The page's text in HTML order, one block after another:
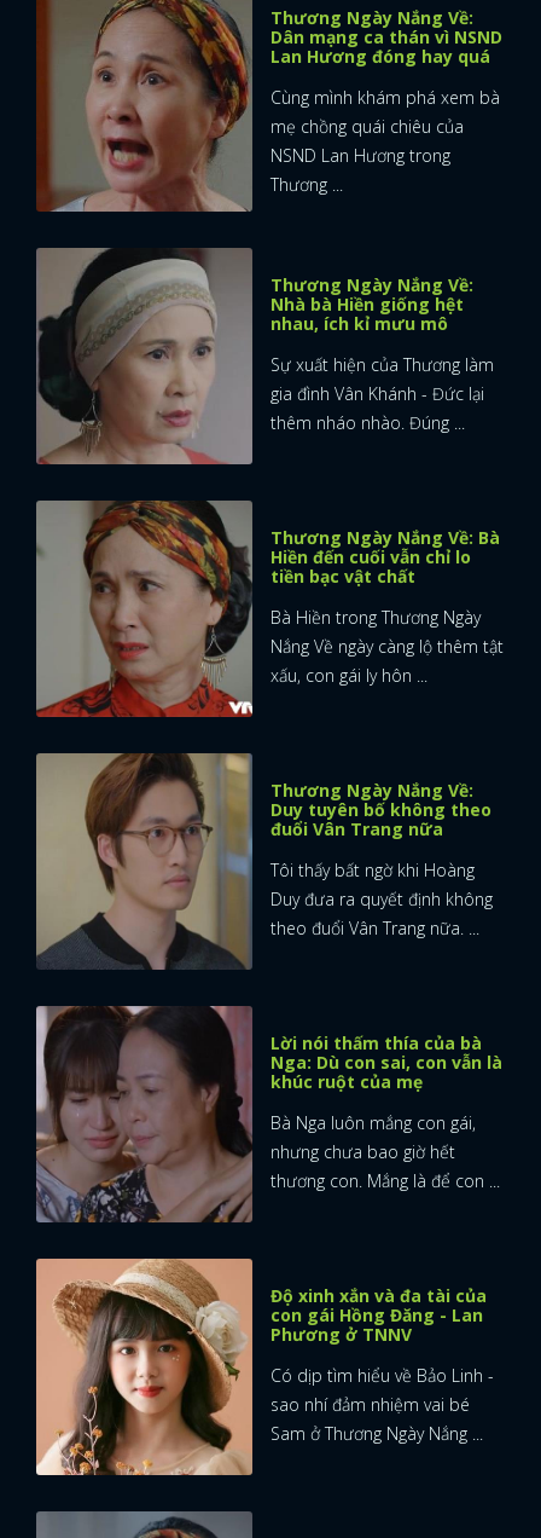
ĐĂNG NHẬP
Thương Ngày Nắng Về:
Dân mạng ca thán vì NSND
Lan Hương đóng hay quá
Cùng mình khám phá xem bà
mẹ chồng quái chiêu của
NSND Lan Hương trong
Thương ...
Thương Ngày Nắng Về:
Nhà bà Hiền giống hệt
nhau, ích kỉ mưu mô
Sự xuất hiện của Thương làm
gia đình Vân Khánh - Đức lại
thêm nháo nhào. Đúng ...
Thương Ngày Nắng Về: Bà
Hiền đến cuối vẫn chỉ lo
tiền bạc vật chất
Bà Hiền trong Thương Ngày
Nắng Về ngày càng lộ thêm tật
xấu, con gái ly hôn ...
Thương Ngày Nắng Về:
Duy tuyên bố không theo
đuổi Vân Trang nữa
Tôi thấy bất ngờ khi Hoàng
Duy đưa ra quyết định không
theo đuổi Vân Trang nữa. ...
Lời nói thấm thía của bà
Nga: Dù con sai, con vẫn là
khúc ruột của mẹ
Bà Nga luôn mắng con gái,
nhưng chưa bao giờ hết
thương con. Mắng là để con ...
Độ xinh xắn và đa tài của
con gái Hồng Đăng - Lan
Phương ở TNNV
Có dịp tìm hiểu về Bảo Linh -
sao nhí đảm nhiệm vai bé
Sam ở Thương Ngày Nắng ...